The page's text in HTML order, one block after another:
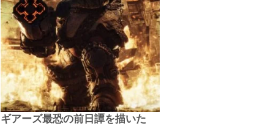
ギアーズ最恐の前日譚を描いた